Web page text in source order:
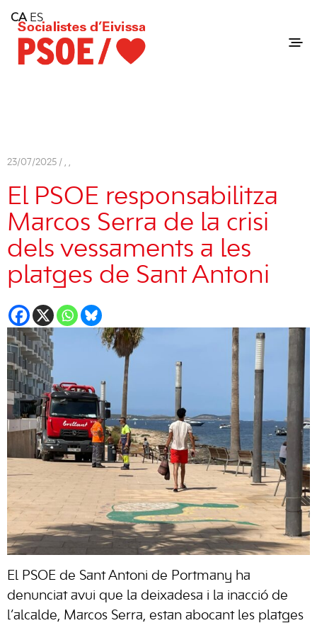
Consell Insular d'Eivissa
Services
Contact
23/07/2025 / , ,
El PSOE responsabilitza
Marcos Serra de la crisi
dels vessaments a les
platges de Sant Antoni
El PSOE de Sant Antoni de Portmany ha
denunciat avui que la deixadesa i la inacció de
l’alcalde, Marcos Serra, estan abocant les platges
CA ES